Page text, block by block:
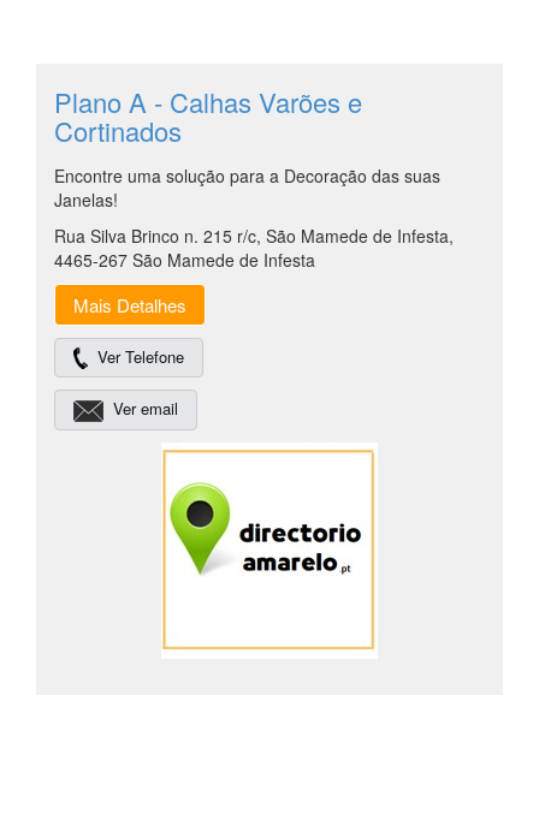
Plano A - Calhas Varões e
Cortinados
Encontre uma solução para a Decoração das suas
Janelas!
Rua Silva Brinco n. 215 r/c, São Mamede de Infesta,
4465-267 São Mamede de Infesta
Mais Detalhes
Ver Telefone
Ver email